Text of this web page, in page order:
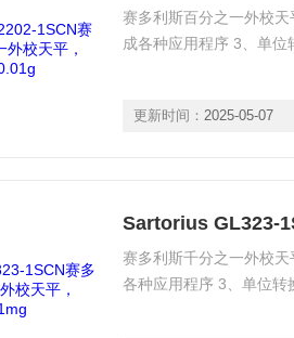
赛多利斯百分之一外校
成各种应用程序 3、单位
更新时间： 2025-05-07
赛多利斯千分之一外校
各种应用程序 3、单位转